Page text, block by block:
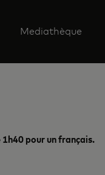
Mediathèque
pour un français.